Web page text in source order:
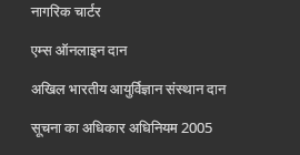
नागरिक चार्टर
एम्स ऑनलाइन दान
अखिल भारतीय आयुर्विज्ञान संस्थान दान
सूचना का अधिकार अधिनियम 2005